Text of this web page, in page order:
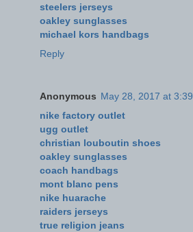
steelers jerseys
oakley sunglasses
michael kors handbags
Reply
Anonymous May 28, 2017 at
nike factory outlet
ugg outlet
christian louboutin shoes
oakley sunglasses
coach handbags
mont blanc pens
nike huarache
raiders jerseys
true religion jeans